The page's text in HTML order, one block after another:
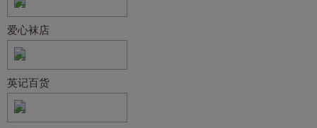
爱心袜店
英记百货